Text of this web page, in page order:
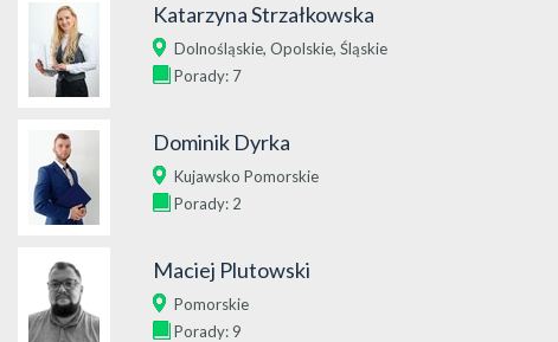
Katarzyna Strzałkowska
Dolnośląskie, Opolskie, Śląskie
Porady: 7
Dominik Dyrka
Kujawsko Pomorskie
Porady: 2
Maciej Plutowski
Pomorskie
Porady: 9